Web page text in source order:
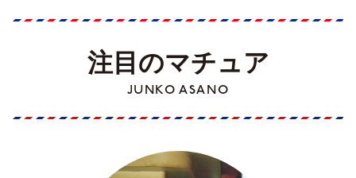
注目のマチュア
JUNKO ASANO